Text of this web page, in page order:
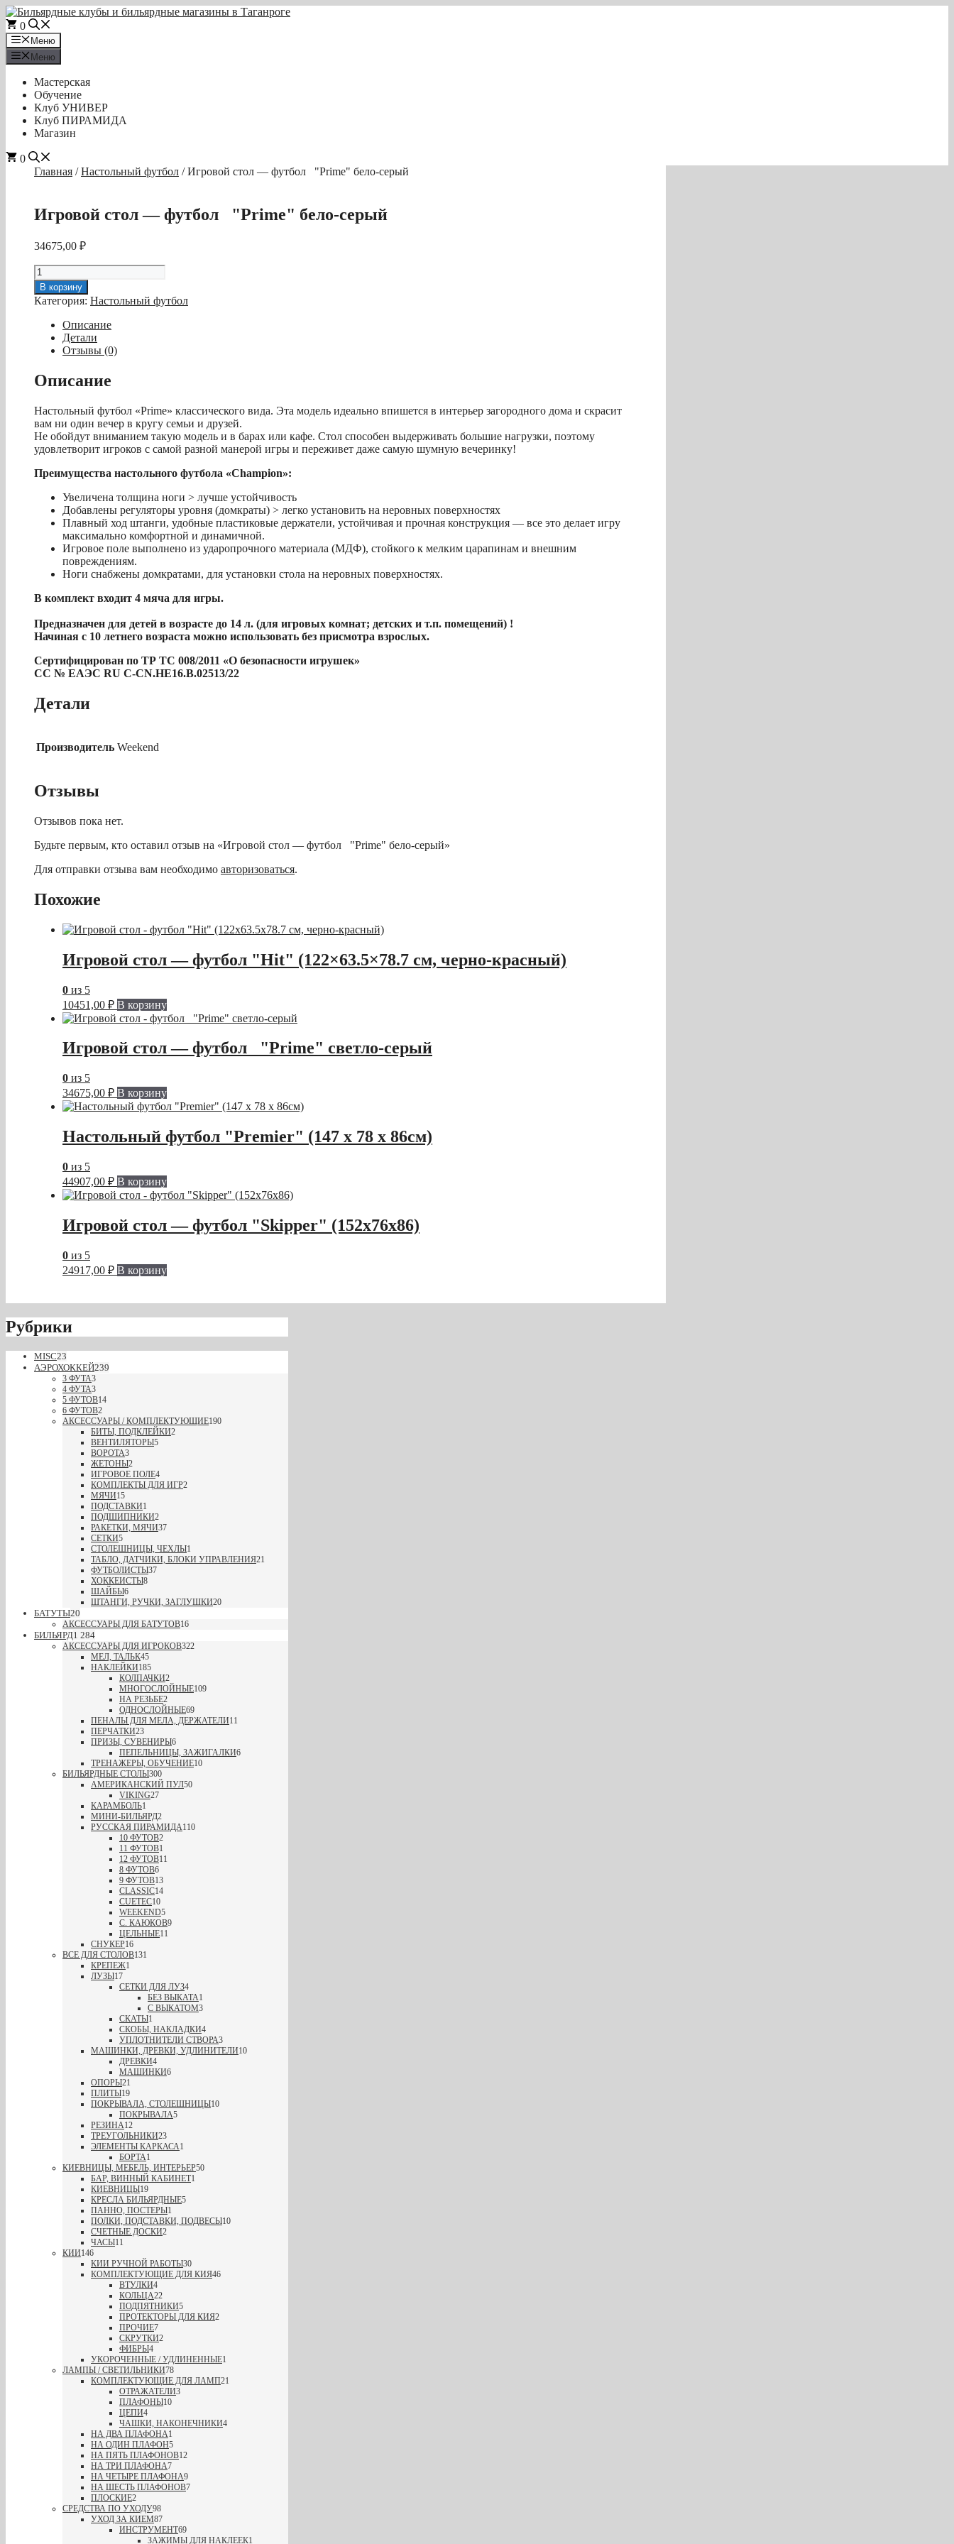
Перейти
к
содержимому
0
Меню
Меню
Мастерская
Обучение
Клуб УНИВЕР
Клуб ПИРАМИДА
Магазин
0
Главная /Настольный футбол / Игровой стол — футбол "Prime" бело-серый
Игровой стол — футбол "Prime" бело-серый
34675,00 ₽
Количество
товара
Игровой
футбол
бело-
серый
В корзину
Категория: Настольный футбол
Описание
Детали
Отзывы (0)
Описание
Настольный футбол «Prime» классического вида. Эта модель идеально впишется в интерьер загородного дома и скрасит
вам ни один вечер в кругу семьи и друзей.
Не обойдут вниманием такую модель и в барах или кафе. Стол способен выдерживать большие нагрузки, поэтому
удовлетворит игроков с самой разной манерой игры и переживет даже самую шумную вечеринку!
Преимущества настольного футбола «Champion»:
Увеличена толщина ноги > лучше устойчивость
Добавлены регуляторы уровня (домкраты) > легко установить на неровных поверхностях
Плавный ход штанги, удобные пластиковые держатели, устойчивая и прочная конструкция — все это делает игру
максимально комфортной и динамичной.
Игровое поле выполнено из ударопрочного материала (МДФ), стойкого к мелким царапинам и внешним
повреждениям.
Ноги снабжены домкратами, для установки стола на неровных поверхностях.
В комплект входит 4 мяча для игры.
Предназначен для детей в возрасте до 14 л. (для игровых комнат; детских и т.п. помещений) !
Начиная с 10 летнего возраста можно использовать без присмотра взрослых.
Сертифицирован по ТР ТС 008/2011 «О безопасности игрушек»
СС № ЕАЭС RU С-CN.НЕ16.В.02513/22
Детали
Производитель Weekend
Отзывы
Отзывов пока нет.
Будьте первым, кто оставил отзыв на «Игровой стол — футбол "Prime" бело-серый»
Для отправки отзыва вам необходимо авторизоваться.
Похожие
Игровой стол — футбол "Hit" (122×63.5×78.7 см, черно-красный)
0 из 5
10451,00 ₽ В корзину
Игровой стол — футбол "Prime" светло-серый
0 из 5
34675,00 ₽ В корзину
Настольный футбол "Premier" (147 x 78 x 86см)
0 из 5
44907,00 ₽ В корзину
Игровой стол — футбол "Skipper" (152x76x86)
0 из 5
24917,00 ₽ В корзину
Рубрики
MISC23
АЭРОХОККЕЙ239
3 ФУТА3
4 ФУТА3
5 ФУТОВ14
6 ФУТОВ2
АКСЕССУАРЫ / КОМПЛЕКТУЮЩИЕ190
БИТЫ, ПОДКЛЕЙКИ2
ВЕНТИЛЯТОРЫ5
ВОРОТА3
ЖЕТОНЫ2
ИГРОВОЕ ПОЛЕ4
КОМПЛЕКТЫ ДЛЯ ИГР2
МЯЧИ15
ПОДСТАВКИ1
ПОДШИПНИКИ2
РАКЕТКИ, МЯЧИ37
СЕТКИ5
СТОЛЕШНИЦЫ, ЧЕХЛЫ1
ТАБЛО, ДАТЧИКИ, БЛОКИ УПРАВЛЕНИЯ21
ФУТБОЛИСТЫ37
ХОККЕИСТЫ8
ШАЙБЫ6
ШТАНГИ, РУЧКИ, ЗАГЛУШКИ20
БАТУТЫ20
АКСЕССУАРЫ ДЛЯ БАТУТОВ16
БИЛЬЯРД1 284
АКСЕССУАРЫ ДЛЯ ИГРОКОВ322
МЕЛ, ТАЛЬК45
НАКЛЕЙКИ185
КОЛПАЧКИ2
МНОГОСЛОЙНЫЕ109
НА РЕЗЬБЕ2
ОДНОСЛОЙНЫЕ69
ПЕНАЛЫ ДЛЯ МЕЛА, ДЕРЖАТЕЛИ11
ПЕРЧАТКИ23
ПРИЗЫ, СУВЕНИРЫ6
ПЕПЕЛЬНИЦЫ, ЗАЖИГАЛКИ6
ТРЕНАЖЕРЫ, ОБУЧЕНИЕ10
БИЛЬЯРДНЫЕ СТОЛЫ300
АМЕРИКАНСКИЙ ПУЛ50
VIKING27
КАРАМБОЛЬ1
МИНИ-БИЛЬЯРД2
РУССКАЯ ПИРАМИДА110
10 ФУТОВ2
11 ФУТОВ1
12 ФУТОВ11
8 ФУТОВ6
9 ФУТОВ13
CLASSIC14
CUETEC10
WEEKEND5
С. КАЮКОВ9
ЦЕЛЬНЫЕ11
СНУКЕР16
ВСЕ ДЛЯ СТОЛОВ131
КРЕПЕЖ1
ЛУЗЫ17
СЕТКИ ДЛЯ ЛУЗ4
БЕЗ ВЫКАТА1
С ВЫКАТОМ3
СКАТЫ1
СКОБЫ, НАКЛАДКИ4
УПЛОТНИТЕЛИ СТВОРА3
МАШИНКИ, ДРЕВКИ, УДЛИНИТЕЛИ10
ДРЕВКИ4
МАШИНКИ6
ОПОРЫ21
ПЛИТЫ19
ПОКРЫВАЛА, СТОЛЕШНИЦЫ10
ПОКРЫВАЛА5
РЕЗИНА12
ТРЕУГОЛЬНИКИ23
ЭЛЕМЕНТЫ КАРКАСА1
БОРТА1
КИЕВНИЦЫ, МЕБЕЛЬ, ИНТЕРЬЕР50
БАР, ВИННЫЙ КАБИНЕТ1
КИЕВНИЦЫ19
КРЕСЛА БИЛЬЯРДНЫЕ5
ПАННО, ПОСТЕРЫ1
ПОЛКИ, ПОДСТАВКИ, ПОДВЕСЫ10
СЧЕТНЫЕ ДОСКИ2
ЧАСЫ11
КИИ146
КИИ РУЧНОЙ РАБОТЫ30
КОМПЛЕКТУЮЩИЕ ДЛЯ КИЯ46
ВТУЛКИ4
КОЛЬЦА22
ПОДПЯТНИКИ5
ПРОТЕКТОРЫ ДЛЯ КИЯ2
ПРОЧИЕ7
СКРУТКИ2
ФИБРЫ4
УКОРОЧЕННЫЕ / УДЛИНЕННЫЕ1
ЛАМПЫ / СВЕТИЛЬНИКИ78
КОМПЛЕКТУЮЩИЕ ДЛЯ ЛАМП21
ОТРАЖАТЕЛИ3
ПЛАФОНЫ10
ЦЕПИ4
ЧАШКИ, НАКОНЕЧНИКИ4
НА ДВА ПЛАФОНА1
НА ОДИН ПЛАФОН5
НА ПЯТЬ ПЛАФОНОВ12
НА ТРИ ПЛАФОНА7
НА ЧЕТЫРЕ ПЛАФОНА9
НА ШЕСТЬ ПЛАФОНОВ7
ПЛОСКИЕ2
СРЕДСТВА ПО УХОДУ98
УХОД ЗА КИЕМ87
ИНСТРУМЕНТ69
ЗАЖИМЫ ДЛЯ НАКЛЕЕК1